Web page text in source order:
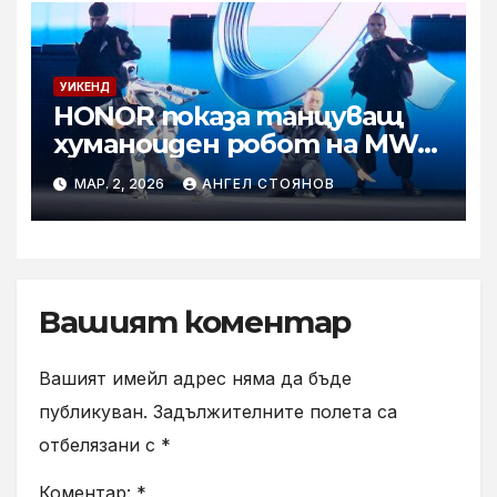
УИКЕНД
HONOR показа танцуващ
хуманоиден робот на MWC
2026
МАР. 2, 2026 АНГЕЛ СТОЯНОВ
Вашият коментар
Вашият имейл адрес няма да бъде
публикуван. Задължителните полета са
отбелязани с *
Коментар: *